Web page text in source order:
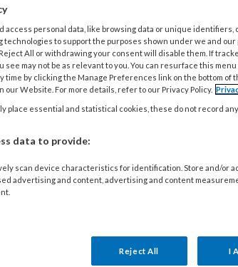
access personal data, like browsing data or unique identifiers,
technologies to support the purposes shown under we and
All or withdrawing your consent will disable them. If
see may not be as relevant to you. You can resurface this
by clicking the Manage Preferences link on the bottom of
Website. For more details, refer to our Privacy Policy.
place essential and statistical cookies, these do not record
data to provide:
scan device characteristics for identification. Store and/or
advertising and content, advertising and content
Reject All I